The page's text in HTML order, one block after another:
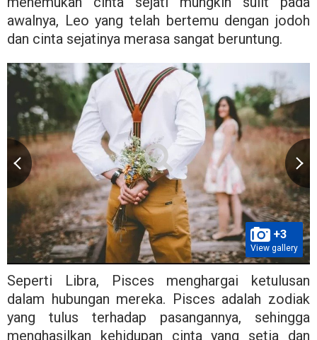
awalnya, Leo yang telah bertemu dengan jodoh
dan cinta sejatinya merasa sangat beruntung.
+3
View gallery
Seperti Libra, Pisces menghargai ketulusan
dalam hubungan mereka. Pisces adalah zodiak
yang tulus terhadap pasangannya, sehingga
menghasilkan kehidupan cinta yang setia dan